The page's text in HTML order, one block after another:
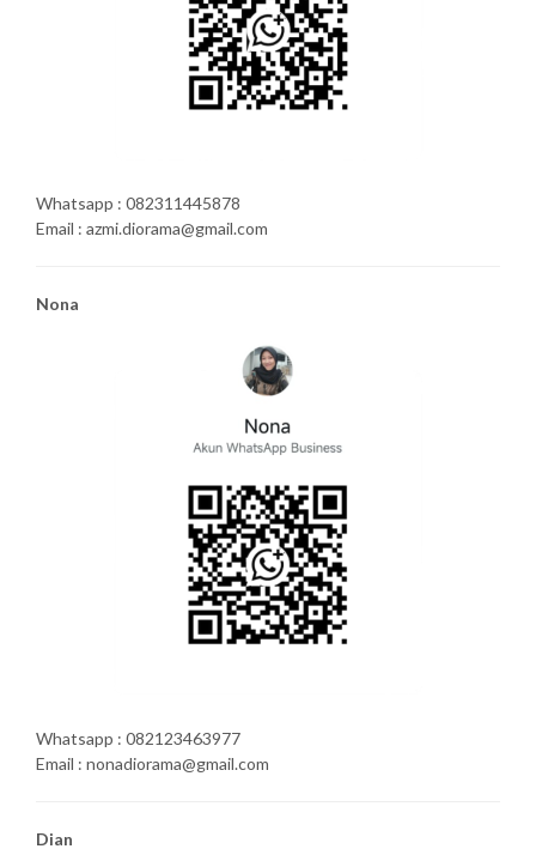
Whatsapp : 082311445878
Email : azmi.diorama@gmail.com
Nona
Whatsapp : 082123463977
Email : nonadiorama@gmail.com
Dian